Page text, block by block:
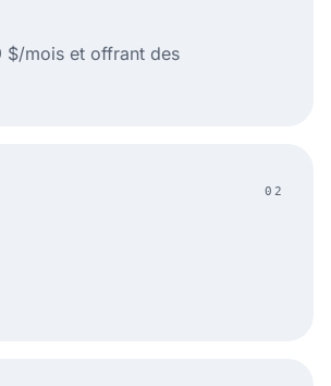
$/mois et offrant des
02